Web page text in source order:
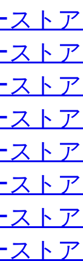
スト
スト
スト
スト
スト
スト
スト
スト